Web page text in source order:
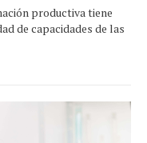
productiva tiene
de capacidades de las